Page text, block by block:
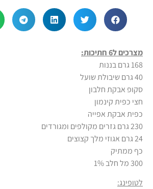
מצרכים ל6 חתיכות:
168 גרם בננות
40 גרם שיבולת שועל
סקופ אבקת חלבון
חצי כפית קינמון
כפית אבקת אפייה
230 גרם גזרים מקולפים ומגורדים
24 גרם אגוזי מלך קצוצים
כף ממתיק
300 מל חלב 1%
לטופינג: